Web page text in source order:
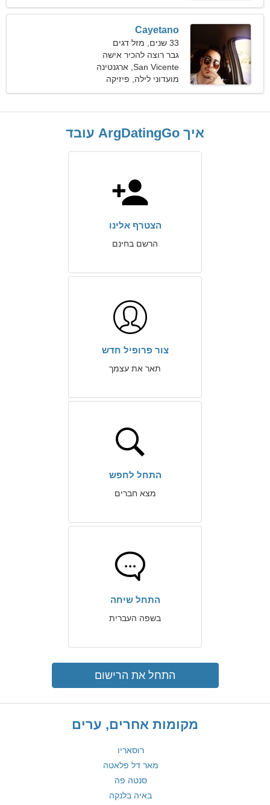
Cayetano
33 שנים, מזל דגים
גבר רוצה להכיר אישה
San Vicente, ארגנטינה
מועדוני לילה, פיזיקה
איך ArgDatingGo עובד
הצטרף אלינו
הרשם בחינם
צור פרופיל חדש
תאר את עצמך
התחל לחפש
מצא חברים
התחל שיחה
בשפה העברית
התחל את הרישום
מקומות אחרים, ערים
רוסאריו
מאר דל פלאטה
סנטה פה
באיה בלנקה